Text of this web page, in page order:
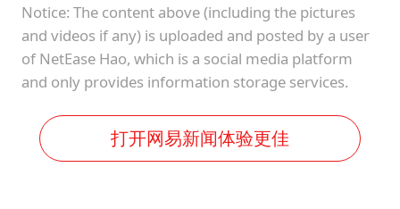
Notice: The content above (including the pictures
and videos if any) is uploaded and posted by a user
of NetEase Hao, which is a social media platform
and only provides information storage services.
打开网易新闻体验更佳